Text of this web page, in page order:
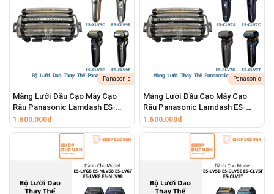
Panasonic
Màng Lưới Đầu Cạo Máy Cạo
Râu Panasonic Lamdash ES-
CLV9A ES-CLV9B ES-CLV9C ES-
CLV9D ES-CLV9E ES-CLV9F ES-
CLV9U ES-CLV9CX ES-CLV9DX
1.600.000đ
Panasonic
Màng Lưới Đầu Cạo Máy Cạo
Râu Panasonic Lamdash ES-
CLV7A ES-CLV7B ES-CLV7C ES-
CLV7G ES-CLV7H ES-CLV7U ES-
1.600.000đ